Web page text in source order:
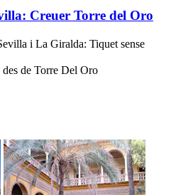
Creuer Torre del Oro
i La Giralda: Tiquet sense
de Torre Del Oro